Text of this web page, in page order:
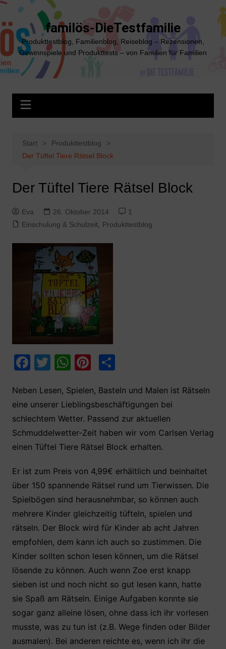
Zum
springen
familös-DieTestfamilie
Produkttestblog, Familienblog, Reiseblog – Rezensionen,
Gewinnspiele und Produkttests – von Familien für Familien
Start
Produkttestblog
Der Tüftel Tiere Rätsel Block
Der Tüftel Tiere Rätsel Block
Eva 26. Oktober 2014
1
Einschulung & Schulzeit, Produkttestblog
F
c
e
b
o
k
T
itt
er
W
at
s
A
p
Pi
er
e
st
T
le
n
Neben Lesen, Spielen, Basteln und Malen ist Rätseln
eine unserer Lieblingsbeschäftigungen bei
schlechtem Wetter. Passend zur aktuellen
Schmuddelwetter-Zeit haben wir vom Carlsen Verlag
einen Tüftel Tiere Rätsel Block erhalten.
Er ist zum Preis von 4,99€ erhältlich und beinhaltet
über 150 spannende Rätsel rund um Tierwissen. Die
Spielbögen sind herausnehmbar, so können auch
mehrere Kinder gleichzeitig tüfteln, spielen und
rätseln. Der Block wird für Kinder ab acht Jahren
empfohlen, dem kann ich auch so zustimmen. Die
Kinder sollten schon lesen können, um die Rätsel
lösende zu können. Auch wenn Zoe erst knapp
sieben ist und noch nicht so gut lesen kann, hatte
sie Spaß am Rätseln. Einige Aufgaben konnte sie
sogar ganz alleine lösen, ohne dass ich ihr vorlesen
musste, was zu tun ist (z.B. Wege finden oder Bilder
ausmalen). Bei anderen reichte es, wenn ich ihr die